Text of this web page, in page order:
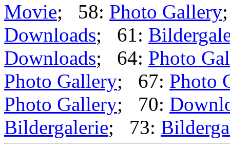
Movie; 58: Photo Gallery
Downloads; 61:
Downloads; 64: Photo
Photo Gallery; 67: Photo
Photo Gallery; 70:
Bildergalerie; 73: